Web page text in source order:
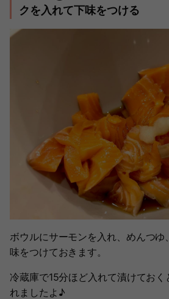
クを入れて下味をつける
ボウルにサーモンを入れ、めんつ
味をつけておきます。
冷蔵庫で15分ほど入れて漬けておく
れましたよ♪